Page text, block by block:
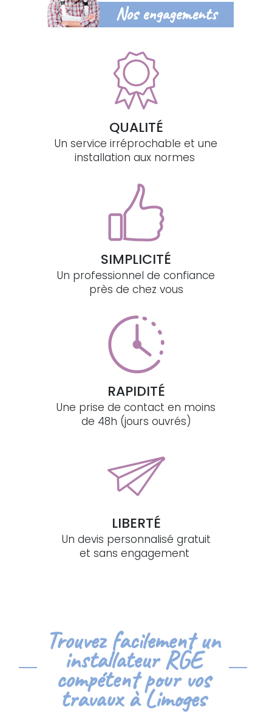
Nos engagements
QUALITÉ
Un service irréprochable et une
installation aux normes
SIMPLICITÉ
Un professionnel de confiance
près de chez vous
RAPIDITÉ
Une prise de contact en moins
de 48h (jours ouvrés)
LIBERTÉ
Un devis personnalisé gratuit
et sans engagement
Trouvez facilement un
installateur RGE
compétent pour vos
travaux à Limoges